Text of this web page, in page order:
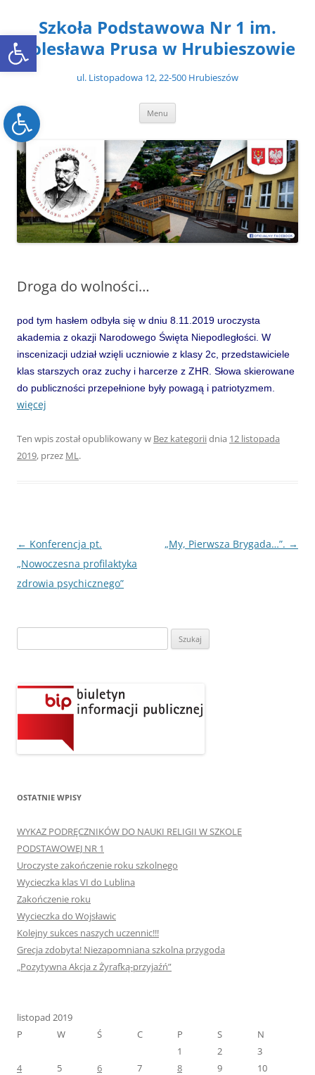
Open toolbar
Open toolbar
treściSzkoła Podstawowa Nr 1 im.
Bolesława Prusa w Hrubieszowie
ul. Listopadowa 12, 22-500 Hrubieszów
Menu
Droga do wolności…
pod tym hasłem odbyła się w dniu 8.11.2019 uroczysta
akademia z okazji Narodowego Święta Niepodległości. W
inscenizacji udział wzięli uczniowie z klasy 2c, przedstawiciele
klas starszych oraz zuchy i harcerze z ZHR. Słowa skierowane
do publiczności przepełnione były powagą i patriotyzmem.
więcej
Ten wpis został opublikowany w Bez kategoriidnia 12 listopada
2019, przez ML .
Nawigacja
wpisu
← Konferencja pt.
„Nowoczesna profilaktyka
zdrowia psychicznego”
„My, Pierwsza Brygada…”. →
OSTATNIE WPISY
WYKAZ PODRĘCZNIKÓW DO NAUKI RELIGII W SZKOLE
PODSTAWOWEJ NR 1
Uroczyste zakończenie roku szkolnego
Wycieczka klas VI do Lublina
Zakończenie roku
Wycieczka do Wojsławic
Kolejny sukces naszych uczennic!!!
Grecja zdobyta! Niezapomniana szkolna przygoda
„Pozytywna Akcja z Żyrafką-przyjaźń”
listopad 2019
P
W Ś C P S
N
1
2
3
4
5 6 7 8 9
10